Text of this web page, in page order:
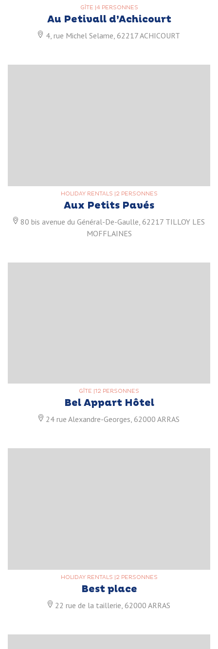
GÎTE |4 PERSONNES
Au Petivall d’Achicourt
4, rue Michel Selame, 62217 ACHICOURT
HOLIDAY RENTALS |2 PERSONNES
Aux Petits Pavés
80 bis avenue du Général-De-Gaulle, 62217 TILLOY LES
MOFFLAINES
GÎTE 12 PERSONNES
Bel Appart Hôtel
24 rue Alexandre-Georges, 62000 ARRAS
HOLIDAY RENTALS |2 PERSONNES
Best place
22 rue de la taillerie, 62000 ARRAS